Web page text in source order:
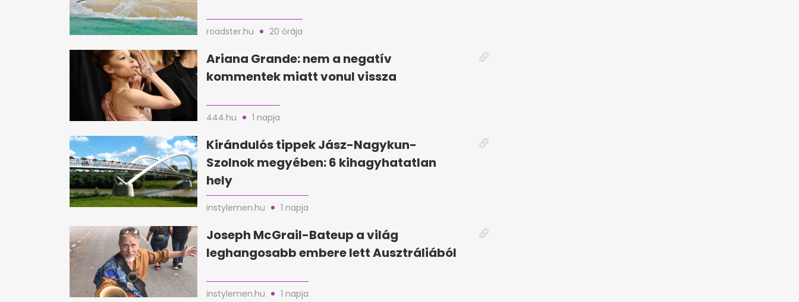
roadster.hu 20 órája
Ariana Grande: nem a negatív
kommentek miatt vonul vissza
444.hu 1 napja
Kirándulós tippek Jász-Nagykun-
Szolnok megyében: 6 kihagyhatatlan
hely
instylemen.hu 1 napja
Joseph McGrail-Bateup a világ
leghangosabb embere lett Ausztráliából
instylemen.hu 1 napja